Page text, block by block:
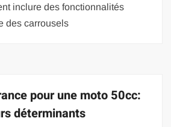
inclure des fonctionnalités
des carrousels
pour une moto 50cc:
déterminants